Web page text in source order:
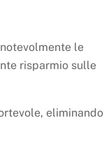
le
risparmio sulle
eliminando